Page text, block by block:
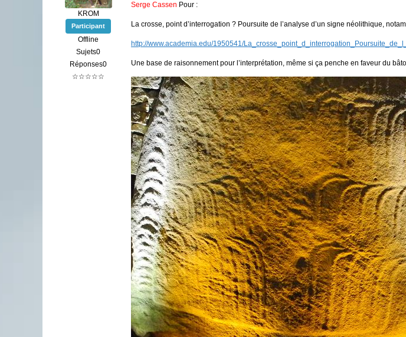
KROM
Participant
Offline
Sujets0
Réponses0
☆☆☆☆☆
Serge Cassen Pour :
La crosse, point d’interrogation ? Poursuite de l’analyse d’un signe néolithique,
http://www.academia.edu/1950541/
Une base de raisonnement pour l’interprétation, même si ça penche en faveur du